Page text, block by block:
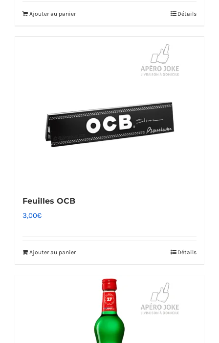
Ajouter au panier Détails
Feuilles OCB
3,00€
Ajouter au panier Détails